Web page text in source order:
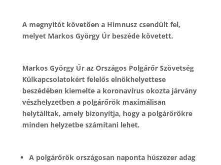
A megnyitót követően a Himnusz csendült fel,
melyet Markos György Úr beszéde követett.
Markos György Úr az Országos Polgárőr Szövetség
Külkapcsolatokért felelős elnökhelyettese
beszédében kiemelte a koronavírus okozta járvány
vészhelyzetben a polgárőrök maximálisan
helytálltak, amely bizonyítja, hogy a polgárőrökre
minden helyzetbe számítani lehet.
A polgárőrök országosan naponta húszezer adag